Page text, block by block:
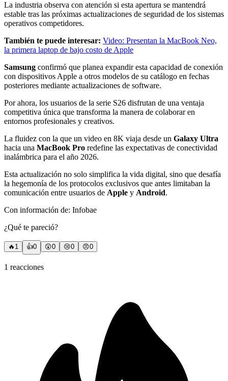
La industria observa con atención si esta apertura se mantendrá
estable tras las próximas actualizaciones de seguridad de los sistemas
operativos competidores.
También te puede interesar: Video: Presentan la MacBook Neo,
la primera laptop de bajo costo de Apple
Samsung confirmó que planea expandir esta capacidad de conexión
con dispositivos Apple a otros modelos de su catálogo en fechas
posteriores mediante actualizaciones de software.
Por ahora, los usuarios de la serie S26 disfrutan de una ventaja
competitiva única que transforma la manera de colaborar en
entornos profesionales y creativos.
La fluidez con la que un video en 8K viaja desde un Galaxy Ultra
hacia una MacBook Pro redefine las expectativas de conectividad
inalámbrica para el año 2026.
Esta actualización no solo simplifica la vida digital, sino que desafía
la hegemonía de los protocolos exclusivos que antes limitaban la
comunicación entre usuarios de Apple y Android.
Con información de: Infobae
¿Qué te pareció?
🔥 1 👍0 😲0 😢0 😠0
1 reacciones